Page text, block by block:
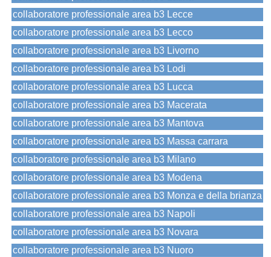
collaboratore professionale area b3 Lecce
collaboratore professionale area b3 Lecco
collaboratore professionale area b3 Livorno
collaboratore professionale area b3 Lodi
collaboratore professionale area b3 Lucca
collaboratore professionale area b3 Macerata
collaboratore professionale area b3 Mantova
collaboratore professionale area b3 Massa carrara
collaboratore professionale area b3 Milano
collaboratore professionale area b3 Modena
collaboratore professionale area b3 Monza e della brianza
collaboratore professionale area b3 Napoli
collaboratore professionale area b3 Novara
collaboratore professionale area b3 Nuoro